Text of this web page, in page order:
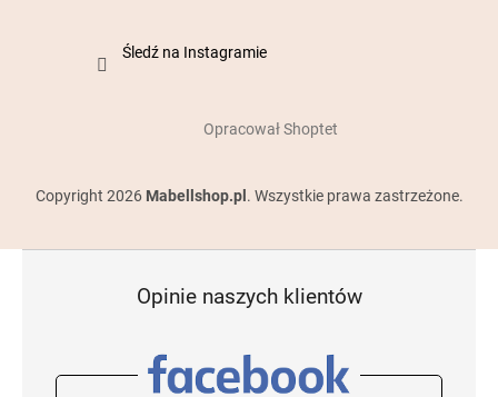
Śledź na Instagramie
Opracował Shoptet
Copyright 2026 Mabellshop.pl . Wszystkie prawa zastrzeżone.
Opinie naszych klientów